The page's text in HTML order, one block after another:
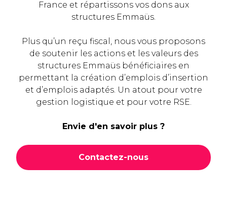
France et répartissons vos dons aux
structures Emmaüs.
Plus qu’un reçu fiscal, nous vous proposons
de soutenir les actions et les valeurs des
structures Emmaüs bénéficiaires en
permettant la création d’emplois d’insertion
et d’emplois adaptés. Un atout pour votre
gestion logistique et pour votre RSE.
Envie d'en savoir plus ?
Contactez-nous